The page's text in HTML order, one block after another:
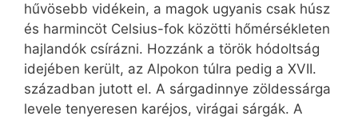
hűvösebb vidékein, a magok ugyanis csak húsz
és harmincöt Celsius-fok közötti hőmérsékleten
hajlandók csírázni. Hozzánk a török hódoltság
idejében került, az Alpokon túlra pedig a XVII.
században jutott el. A sárgadinnye zöldessárga
levele tenyeresen karéjos, virágai sárgák. A